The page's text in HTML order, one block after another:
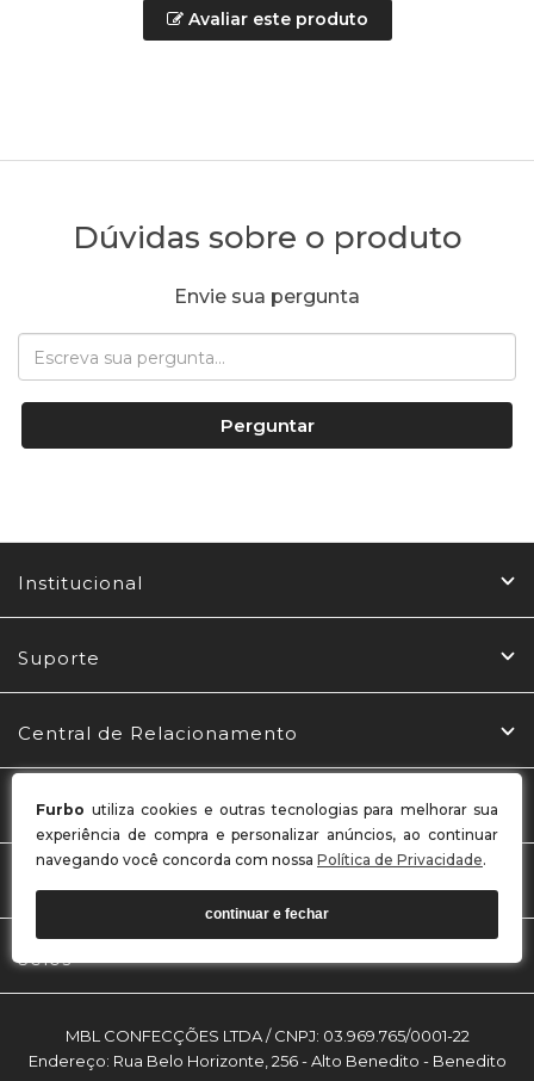
Furbo utiliza cookies e outras tecnologias para melhorar sua
experiência de compra e personalizar anúncios, ao continuar
navegando você concorda com nossa Política de Privacidade.
continuar e fechar
Avaliar este produto
Dúvidas sobre o produto
Envie sua pergunta
Perguntar
Institucional
Suporte
Central de Relacionamento
Redes Sociais
Selos
MBL CONFECÇÕES LTDA / CNPJ: 03.969.765/0001-22
Endereço: Rua Belo Horizonte, 256 - Alto Benedito - Benedito